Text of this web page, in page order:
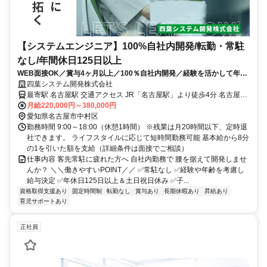
【システムエンジニア】100%自社内開発/転勤・常駐
なし/年間休日125日以上
WEB面接OK／賞与4ヶ月以上／100％自社内開発／経験を活かして年収
500万円以上を実現
四葉システム開発株式会社
最寄駅 名古屋駅 交通アクセス JR「名古屋駅」より徒歩4分 名古屋開
発室勤務のため、クライアント先への常駐なし 転勤なし、状況に応
月給220,000円～380,000円
愛知県名古屋市中村区
勤務時間 9:00～18:00（休憩1時間） ※残業は月20時間以下、定時退
社できます。 ライフスタイルに応じて短時間勤務可能 基本給から8分
の1を引いた額を支給（詳細条件は面接でご相談）
仕事内容 客先常駐に疲れた方へ 自社内勤務で 腰を据えて開発しませ
んか？ ＼＼働きやすいPOINT／／ ✅常駐なし ✅経験や年齢を考慮し
給与決定 ✅年休日125日以上＆土日祝日休み ✅子...
資格取得支援あり 固定時間制 転勤なし 賞与あり 長期休暇あり
昇給あり
育児サポートあり
正社員